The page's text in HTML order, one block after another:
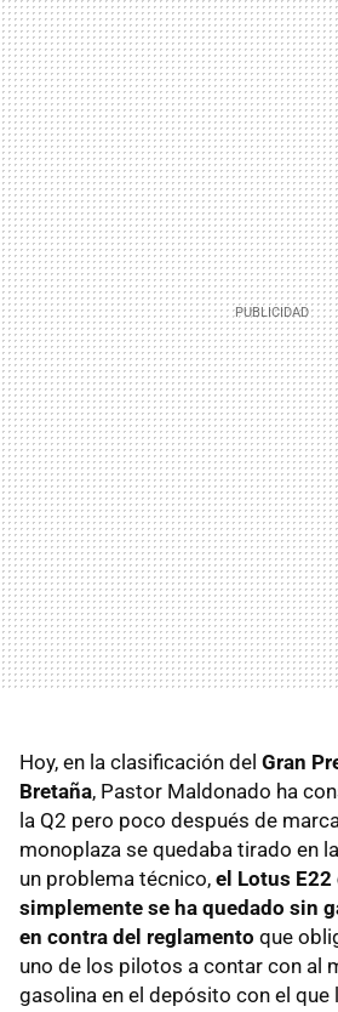
Hoy, en la clasificación del Gran
Bretaña, Pastor Maldonado ha
la Q2 pero poco después de
monoplaza se quedaba tirado en
un problema técnico, el Lotus
simplemente se ha quedado sin
en contra del reglamento que
uno de los pilotos a contar con al
gasolina en el depósito con el